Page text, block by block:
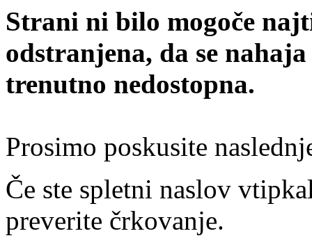
Strani ni bilo mogoče
odstranjena, da se
trenutno nedostopna.
Prosimo poskusite
Če ste spletni naslov
preverite črkovanje.